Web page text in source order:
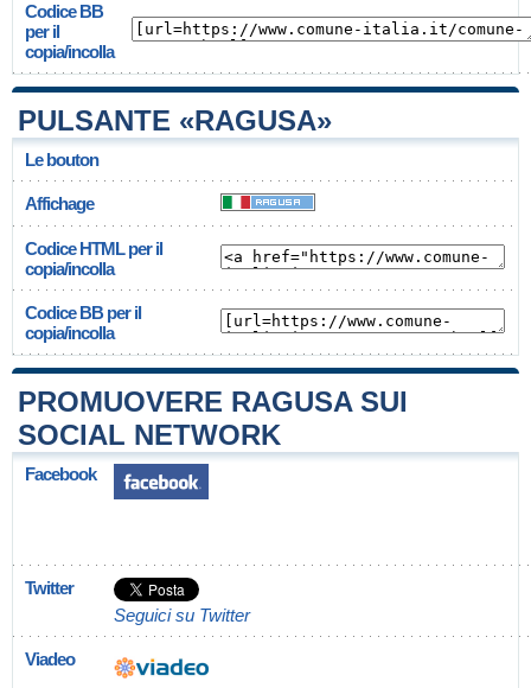
Codice BB
per il
copia/incolla
PULSANTE «RAGUSA»
Le bouton
Affichage
Codice HTML per il
copia/incolla
Codice BB per il
copia/incolla
PROMUOVERE RAGUSA SUI
SOCIAL NETWORK
Facebook
Twitter
Seguici su Twitter
Viadeo